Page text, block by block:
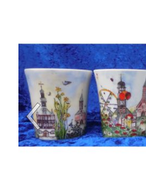
LEBEN IN
KULTUR
TOURISMUS